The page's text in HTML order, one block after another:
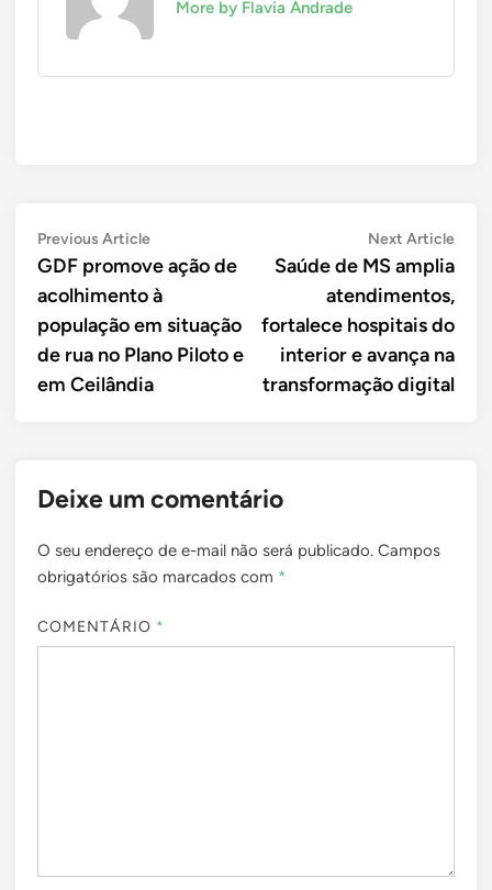
More by Flavia Andrade
Navegação
de
Post
Previous ArticlePrevious
article:
GDF promove ação de
acolhimento à
população em situação
de rua no Plano Piloto e
em Ceilândia
Next ArticleNext
Saúde de MS amplia
atendimentos,
fortalece hospitais do
interior e avança na
transformação digital
Deixe um comentário
O seu endereço de e-mail não será publicado. Campos
obrigatórios são marcados com *
COMENTÁRIO *